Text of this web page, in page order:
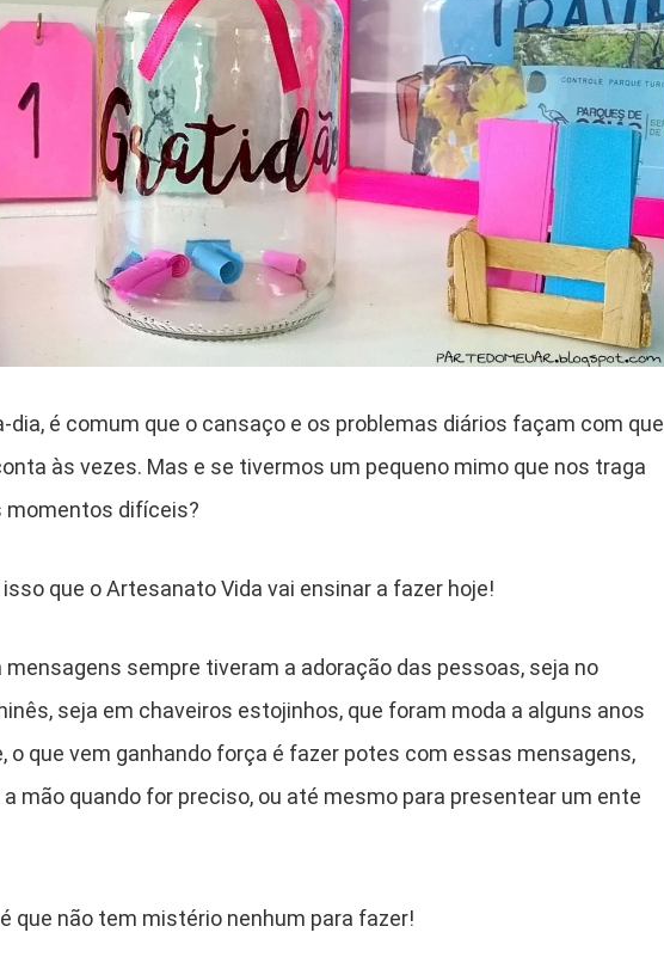
dia, é comum que o cansaço e os problemas diários façam com que
às vezes. Mas e se tivermos um pequeno mimo que nos traga
momentos difíceis?
que o Artesanato Vida vai ensinar a fazer hoje!
sempre tiveram a adoração das pessoas, seja no
seja em chaveiros estojinhos, que foram moda a alguns anos
o que vem ganhando força é fazer potes com essas mensagens,
mão quando for preciso, ou até mesmo para presentear um ente
que não tem mistério nenhum para fazer!